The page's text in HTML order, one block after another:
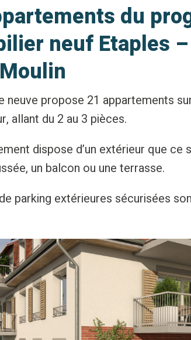
du
neuf Etaples
neuve propose 21 appartements
allant du 2 au 3 pièces.
dispose d’un extérieur que ce
un balcon ou une terrasse.
parking extérieures sécurisées